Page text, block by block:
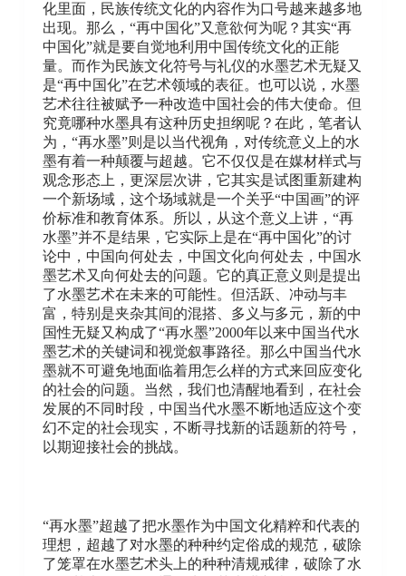
化里面，民族传统文化的内容作为口号越来越多地
出现。那么，“再中国化”又意欲何为呢？其实“再
中国化”就是要自觉地利用中国传统文化的正能
量。而作为民族文化符号与礼仪的水墨艺术无疑又
是“再中国化”在艺术领域的表征。也可以说，水墨
艺术往往被赋予一种改造中国社会的伟大使命。但
究竟哪种水墨具有这种历史担纲呢？在此，笔者认
为，“再水墨”则是以当代视角，对传统意义上的水
墨有着一种颠覆与超越。它不仅仅是在媒材样式与
观念形态上，更深层次讲，它其实是试图重新建构
一个新场域，这个场域就是一个关乎“中国画”的评
价标准和教育体系。所以，从这个意义上讲，“再
水墨”并不是结果，它实际上是在“再中国化”的讨
论中，中国向何处去，中国文化向何处去，中国水
墨艺术又向何处去的问题。它的真正意义则是提出
了水墨艺术在未来的可能性。但活跃、冲动与丰
富，特别是夹杂其间的混搭、多义与多元，新的中
国性无疑又构成了“再水墨”2000年以来中国当代水
墨艺术的关键词和视觉叙事路径。那么中国当代水
墨就不可避免地面临着用怎么样的方式来回应变化
的社会的问题。当然，我们也清醒地看到，在社会
发展的不同时段，中国当代水墨不断地适应这个变
幻不定的社会现实，不断寻找新的话题新的符号，
以期迎接社会的挑战。
“再水墨”超越了把水墨作为中国文化精粹和代表的
理想，超越了对水墨的种种约定俗成的规范，破除
了笼罩在水墨艺术头上的种种清规戒律，破除了水